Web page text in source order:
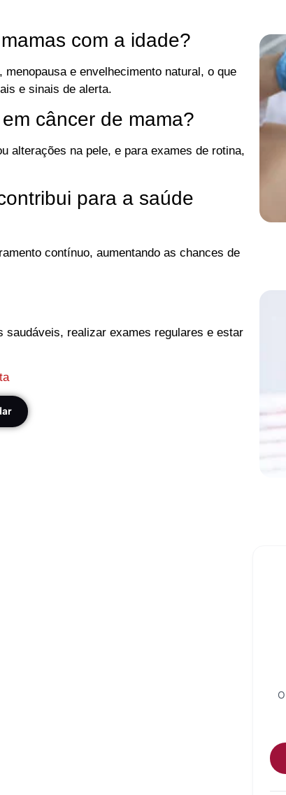
com a idade?
e envelhecimento natural, o que
e sinais de alerta.
câncer de mama?
alterações na pele, e para exames de rotina,
para a saúde
contínuo, aumentando as chances de
saudáveis, realizar exames regulares e estar
O